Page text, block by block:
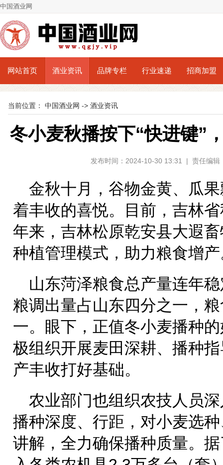
中国酒业网
网站首页 酒业资讯 品牌专栏 行业速递 招商加盟
当前位置： 中国酒业网 -> 酒业资讯
冬小麦秋播按下“快进键”
发布时间：2024-10-30 13:31 | 责任编
金秋十月，谷物金黄、瓜
着丰收的喜悦。目前，吉林
年来，吉林松原乾安县大遐
种植管理模式，助力粮食增
山东菏泽粮食总产量连年
粮调出量占山东四分之一，
一。眼下，正值冬小麦播种
极组织开展麦田深耕、播种
产丰收打好基础。
农业部门也组织农技人员
播种深度、行距，对小麦选
讲解，全力确保播种质量。